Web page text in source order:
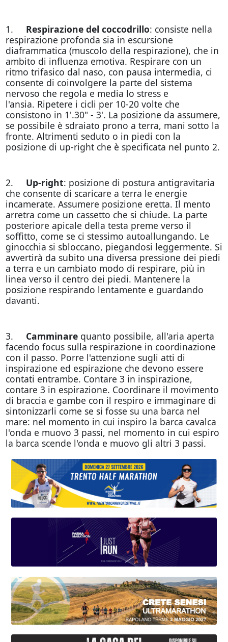
1. Respirazione del coccodrillo: consiste nella
respirazione profonda sia in escursione
diaframmatica (muscolo della respirazione), che in
ambito di influenza emotiva. Respirare con un
ritmo trifasico dal naso, con pausa intermedia, ci
consente di coinvolgere la parte del sistema
nervoso che regola e media lo stress e
l'ansia. Ripetere i cicli per 10-20 volte che
consistono in 1'.30" - 3'. La posizione da assumere,
se possibile è sdraiato prono a terra, mani sotto la
fronte. Altrimenti seduto o in piedi con la
posizione di up-right che è specificata nel punto 2.
2. Up-right: posizione di postura antigravitaria
che consente di scaricare a terra le energie
incamerate. Assumere posizione eretta. Il mento
arretra come un cassetto che si chiude. La parte
posteriore apicale della testa preme verso il
soffitto, come se ci stessimo autoallungando. Le
ginocchia si sbloccano, piegandosi leggermente. Si
avvertirà da subito una diversa pressione dei piedi
a terra e un cambiato modo di respirare, più in
linea verso il centro dei piedi. Mantenere la
posizione respirando lentamente e guardando
davanti.
3. Camminarequanto possibile, all'aria aperta
facendo focus sulla respirazione in coordinazione
con il passo. Porre l'attenzione sugli atti di
inspirazione ed espirazione che devono essere
contati entrambe. Contare 3 in inspirazione,
contare 3 in espirazione. Coordinare il movimento
di braccia e gambe con il respiro e immaginare di
sintonizzarli come se si fosse su una barca nel
mare: nel momento in cui inspiro la barca cavalca
l'onda e muovo 3 passi, nel momento in cui espiro
la barca scende l'onda e muovo gli altri 3 passi.